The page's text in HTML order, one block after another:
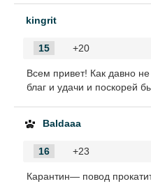
kingrit
15 +20
Всем привет! Как давно
благ и удачи и поскорей
Baldaaa
16 +23
Карантин— повод